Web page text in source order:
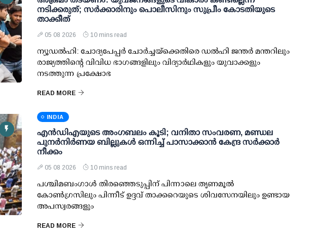
നടിക്കരുത്; സര്‍ക്കാരിനും പൊലീസിനും സുപ്രീം കോടതിയുടെ
താക്കീത്
05 08 2026 10 mins read
ന്യൂഡല്‍ഹി: ചോദ്യപേപ്പര്‍ ചോര്‍ച്ചയ്ക്കെതിരെ ഡല്‍ഹി ജന്തര്‍ മന്തറിലും
രാജ്യത്തിന്റെ വിവിധ ഭാഗങ്ങളിലും വിദ്യാര്‍ഥികളും യുവാക്കളും
നടത്തുന്ന പ്രക്ഷോഭ
READ MORE
INDIA
എന്‍ഡിഎയുടെ അംഗബലം കൂടി; വനിതാ സംവരണ, മണ്ഡല
പുനര്‍നിര്‍ണയ ബില്ലുകള്‍ ഒന്നിച്ച് പാസാക്കാന്‍ കേന്ദ്ര സര്‍ക്കാര്‍
നീക്കം
05 08 2026 10 mins read
പശ്ചിമബംഗാള്‍ തിരഞ്ഞെടുപ്പിന് പിന്നാലെ തൃണമൂല്‍
കോണ്‍ഗ്രസിലും പിന്നീട് ഉദ്ദവ് താക്കറെയുടെ ശിവസേനയിലും ഉണ്ടായ
അപസ്വരങ്ങളും
READ MORE